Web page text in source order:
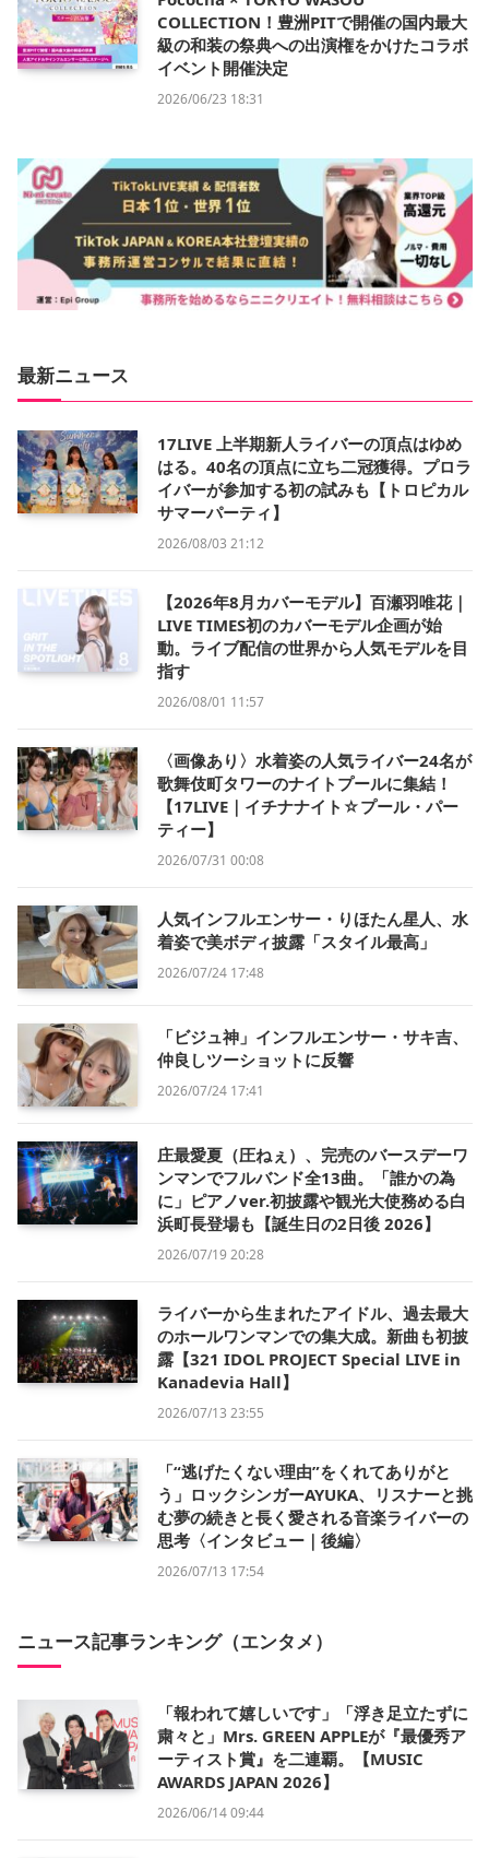
COLLECTION！豊洲PITで開催の国内最大
級の和装の祭典への出演権をかけたコラボ
イベント開催決定
2026/06/23 18:31
最新ニュース
17LIVE 上半期新人ライバーの頂点はゆめ
はる。40名の頂点に立ち二冠獲得。プロラ
イバーが参加する初の試みも【トロピカル
サマーパーティ】
2026/08/03 21:12
【2026年8月カバーモデル】百瀬羽唯花｜
LIVE TIMES初のカバーモデル企画が始
動。ライブ配信の世界から人気モデルを目
指す
2026/08/01 11:57
〈画像あり〉水着姿の人気ライバー24名が
歌舞伎町タワーのナイトプールに集結！
【17LIVE｜イチナナイト☆プール・パー
ティー】
2026/07/31 00:08
人気インフルエンサー・りほたん星人、水
着姿で美ボディ披露「スタイル最高」
2026/07/24 17:48
「ビジュ神」インフルエンサー・サキ吉、
仲良しツーショットに反響
2026/07/24 17:41
庄最愛夏（圧ねぇ）、完売のバースデーワ
ンマンでフルバンド全13曲。「誰かの為
に」ピアノver.初披露や観光大使務める白
浜町長登場も【誕生日の2日後 2026】
2026/07/19 20:28
ライバーから生まれたアイドル、過去最大
のホールワンマンでの集大成。新曲も初披
露【321 IDOL PROJECT Special LIVE in
Kanadevia Hall】
2026/07/13 23:55
「“逃げたくない理由”をくれてありがと
う」ロックシンガーAYUKA、リスナーと挑
む夢の続きと長く愛される音楽ライバーの
思考〈インタビュー｜後編〉
2026/07/13 17:54
ニュース記事ランキング（エンタメ）
「報われて嬉しいです」「浮き足立たずに
粛々と」Mrs. GREEN APPLEが『最優秀ア
ーティスト賞』を二連覇。【MUSIC
AWARDS JAPAN 2026】
2026/06/14 09:44